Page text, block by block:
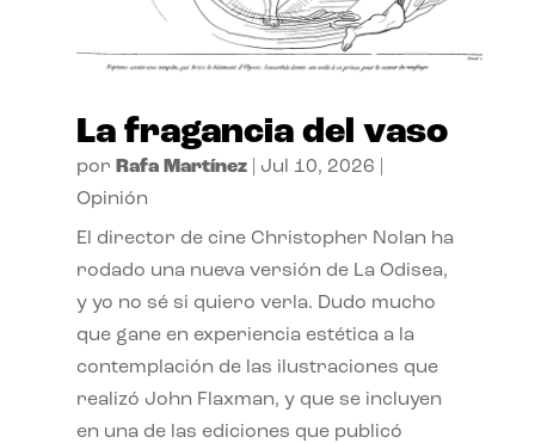
La fragancia del vaso
por Rafa Martínez| Jul 10, 2026
Opinión
El director de cine Christopher Nolan ha
rodado una nueva versión de La Odisea,
y yo no sé si quiero verla. Dudo mucho
que gane en experiencia estética a la
contemplación de las ilustraciones que
realizó John Flaxman, y que se incluyen
en una de las ediciones que publicó